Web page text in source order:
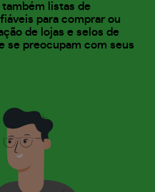
listas de
para comprar ou
de lojas e selos de
se preocupam com seus